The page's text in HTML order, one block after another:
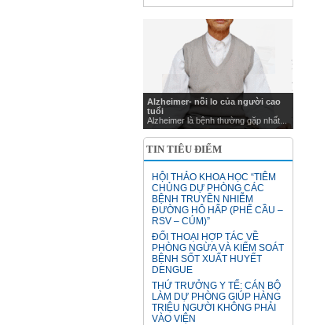
Alzheimer- nỗi lo của người cao
tuổi
Alzheimer là bệnh thường gặp nhất...
TIN TIÊU ĐIỂM
HỘI THẢO KHOA HỌC “TIÊM
CHỦNG DỰ PHÒNG CÁC
BỆNH TRUYỀN NHIỄM
ĐƯỜNG HÔ HẤP (PHẾ CẦU –
RSV – CÚM)”
ĐỐI THOẠI HỢP TÁC VỀ
PHÒNG NGỪA VÀ KIỂM SOÁT
BỆNH SỐT XUẤT HUYẾT
DENGUE
THỨ TRƯỞNG Y TẾ: CÁN BỘ
LÀM DỰ PHÒNG GIÚP HÀNG
TRIỆU NGƯỜI KHÔNG PHẢI
VÀO VIỆN